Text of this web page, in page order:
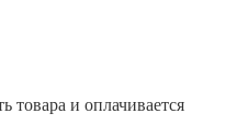
товара и оплачивается